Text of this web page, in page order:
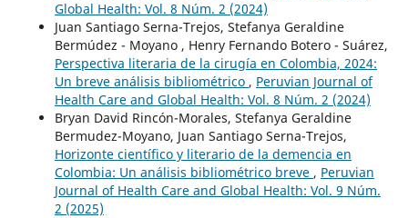
Global Health: Vol. 8 Núm. 2 (2024)
Juan Santiago Serna-Trejos, Stefanya Geraldine
Bermúdez - Moyano , Henry Fernando Botero - Suárez,
Perspectiva literaria de la cirugía en Colombia, 2024:
Un breve análisis bibliométrico , Peruvian Journal of
Health Care and Global Health: Vol. 8 Núm. 2 (2024)
Bryan David Rincón-Morales, Stefanya Geraldine
Bermudez-Moyano, Juan Santiago Serna-Trejos,
Horizonte científico y literario de la demencia en
Colombia: Un análisis bibliométrico breve , Peruvian
Journal of Health Care and Global Health: Vol. 9 Núm.
2 (2025)